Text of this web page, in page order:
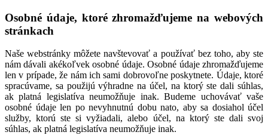
Osobné údaje, ktoré zhromažďujeme na webových
stránkach
Naše webstránky môžete navštevovať a používať bez toho, aby ste
nám dávali akékoľvek osobné údaje. Osobné údaje zhromažďujeme
len v prípade, že nám ich sami dobrovoľne poskytnete. Údaje, ktoré
spracúvame, sa použijú výhradne na účel, na ktorý ste dali súhlas,
ak platná legislatíva neumožňuje inak. Budeme uchovávať vaše
osobné údaje len po nevyhnutnú dobu nato, aby sa dosiahol účel
služby, ktorú ste si vyžiadali, alebo účel, na ktorý ste dali svoj
súhlas, ak platná legislatíva neumožňuje inak.